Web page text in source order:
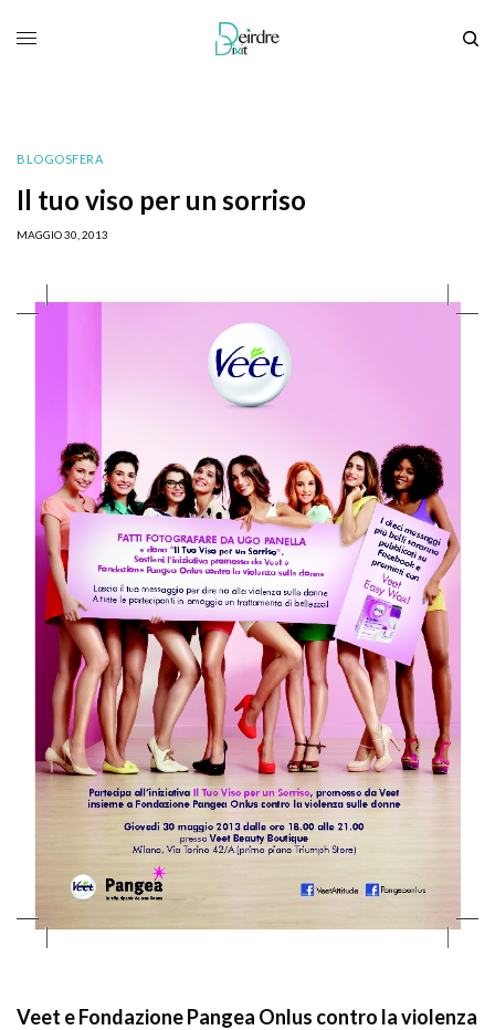
BLOGOSFERA
Il tuo viso per un sorriso
MAGGIO 30, 2013
Veet e Fondazione Pangea Onlus contro la violenza